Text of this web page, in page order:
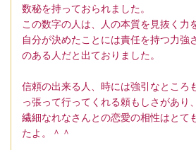
数秘を持っておられました。
この数字の人は、人の本質を見抜く力
自分が決めたことには責任を持つ力強
のある人だと出ておりました。
信頼の出来る人、時には強引なところ
っ張って行ってくれる頼もしさがあり
繊細なれなさんとの恋愛の相性はとて
たよ。＾＾